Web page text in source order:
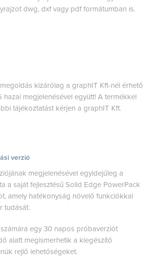
dwg, dxf vagy pdf formátumban is.
kizárólag a graphIT Kft-nél érhető
hazai megjelenésével együtt! A termékkel
tájékoztatást kérjen a graphIT Kft.
verzió
megjelenésével egyidejűleg a
a saját fejlesztésű Solid Edge PowerPack
amely hatékonyság növelő funkciókkal
tudását.
egy 30 napos próbaverziót
alatt megismerhetik a kiegészítő
rejlő lehetőségeket.